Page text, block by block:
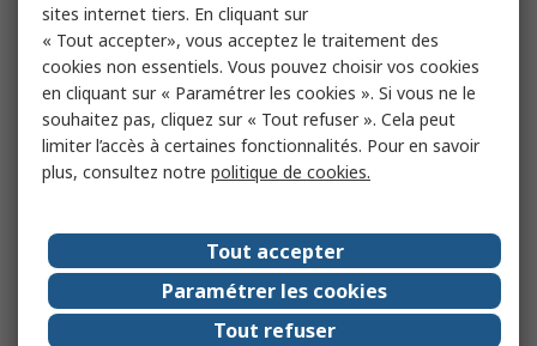
sites internet tiers. En cliquant sur
« Tout accepter», vous acceptez le traitement des
cookies non essentiels. Vous pouvez choisir vos cookies
en cliquant sur « Paramétrer les cookies ». Si vous ne le
souhaitez pas, cliquez sur « Tout refuser ». Cela peut
limiter l’accès à certaines fonctionnalités. Pour en savoir
plus, consultez notre politique de cookies.
Tout accepter
Paramétrer les cookies
Tout refuser